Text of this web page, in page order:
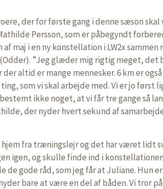
der for første gang i denne sæson
Persson, som er påbegyndt
maj i en ny konstellation i LW2x sammen
”Jeg glæder mig rigtig meget, det
altid er mange mennesker. 6 km er
ting, som vi skal arbejde med. Vi er jo først
ikke noget, at vi får tre gange så
der nyder hvert sekund af
hjem fra træningslejr og det har været lidt
igen, og skulle finde ind i
de gode råd, som jeg får at Juliane. Hun
bare at være en del af båden. Vi tror